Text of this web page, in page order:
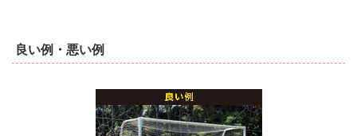
良い例・悪い例